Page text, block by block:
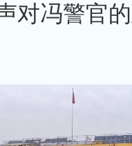
对冯警官